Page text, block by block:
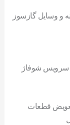
و وسایل گازسوز
, سرویس شوفاژ
قطعات